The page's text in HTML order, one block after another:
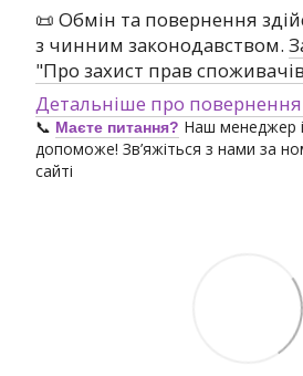
📜 Обмін та повернення
з чинним законодавством.
"Про захист прав
Детальніше про
📞 Маєте питання? Наш менеджер
допоможе! Зв’яжіться з нами за
сайті